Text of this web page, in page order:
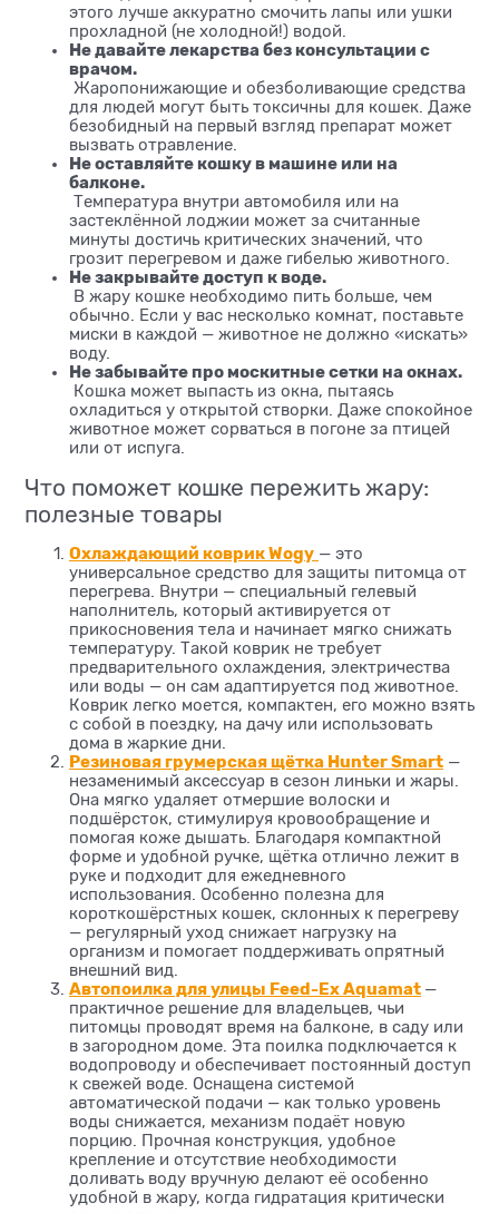
этого лучше аккуратно смочить лапы или ушки
прохладной (не холодной!) водой.
Не давайте лекарства без консультации с
врачом.
Жаропонижающие и обезболивающие средства
для людей могут быть токсичны для кошек. Даже
безобидный на первый взгляд препарат может
вызвать отравление.
Не оставляйте кошку в машине или на
балконе.
Температура внутри автомобиля или на
застеклённой лоджии может за считанные
минуты достичь критических значений, что
грозит перегревом и даже гибелью животного.
Не закрывайте доступ к воде.
В жару кошке необходимо пить больше, чем
обычно. Если у вас несколько комнат, поставьте
миски в каждой — животное не должно «искать»
воду.
Не забывайте про москитные сетки на окнах.
Кошка может выпасть из окна, пытаясь
охладиться у открытой створки. Даже спокойное
животное может сорваться в погоне за птицей
или от испуга.
Что поможет кошке пережить жару:
полезные товары
Охлаждающий коврик Wogy — это
универсальное средство для защиты питомца от
перегрева. Внутри — специальный гелевый
наполнитель, который активируется от
прикосновения тела и начинает мягко снижать
температуру. Такой коврик не требует
предварительного охлаждения, электричества
или воды — он сам адаптируется под животное.
Коврик легко моется, компактен, его можно взять
с собой в поездку, на дачу или использовать
дома в жаркие дни.
Резиновая грумерская щётка Hunter Smart —
незаменимый аксессуар в сезон линьки и жары.
Она мягко удаляет отмершие волоски и
подшёрсток, стимулируя кровообращение и
помогая коже дышать. Благодаря компактной
форме и удобной ручке, щётка отлично лежит в
руке и подходит для ежедневного
использования. Особенно полезна для
короткошёрстных кошек, склонных к перегреву
— регулярный уход снижает нагрузку на
организм и помогает поддерживать опрятный
внешний вид.
Автопоилка для улицы Feed-Ex Aquamat —
практичное решение для владельцев, чьи
питомцы проводят время на балконе, в саду или
в загородном доме. Эта поилка подключается к
водопроводу и обеспечивает постоянный доступ
к свежей воде. Оснащена системой
автоматической подачи — как только уровень
воды снижается, механизм подаёт новую
порцию. Прочная конструкция, удобное
крепление и отсутствие необходимости
доливать воду вручную делают её особенно
удобной в жару, когда гидратация критически